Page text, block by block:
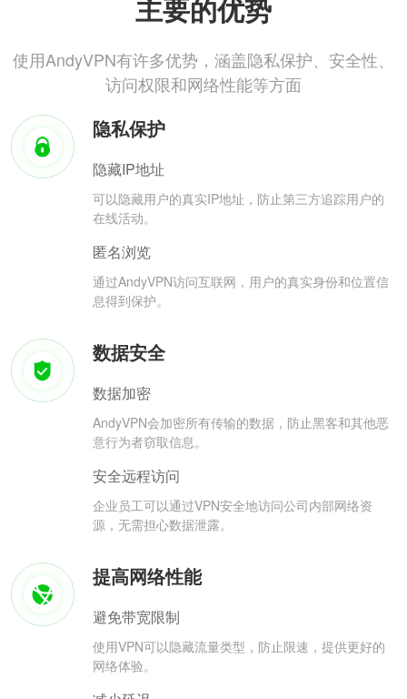
主要的优势
使用AndyVPN有许多优势，涵盖隐私保护、安全性、
访问权限和网络性能等方面
隐私保护
隐藏IP地址
可以隐藏用户的真实IP地址，防止第三方追踪用户的
在线活动。
匿名浏览
通过AndyVPN访问互联网，用户的真实身份和位置信
息得到保护。
数据安全
数据加密
AndyVPN会加密所有传输的数据，防止黑客和其他恶
意行为者窃取信息。
安全远程访问
企业员工可以通过VPN安全地访问公司内部网络资
源，无需担心数据泄露。
提高网络性能
避免带宽限制
使用VPN可以隐藏流量类型，防止限速，提供更好的
网络体验。